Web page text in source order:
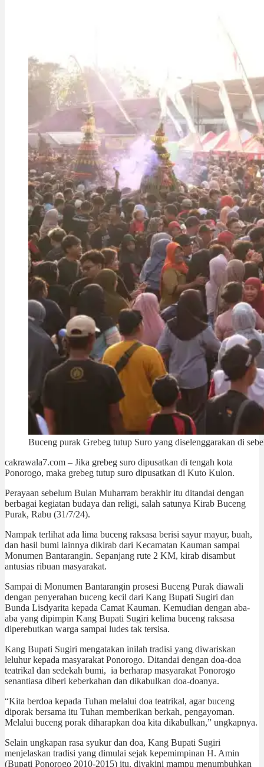
Buceng purak Grebeg tutup Suro yang diselenggarakan di
cakrawala7.com – Jika grebeg suro dipusatkan di tengah kota
Ponorogo, maka grebeg tutup suro dipusatkan di Kuto Kulon.
Perayaan sebelum Bulan Muharram berakhir itu ditandai dengan
berbagai kegiatan budaya dan religi, salah satunya Kirab Buceng
Purak, Rabu (31/7/24).
Nampak terlihat ada lima buceng raksasa berisi sayur mayur, buah,
dan hasil bumi lainnya dikirab dari Kecamatan Kauman sampai
Monumen Bantarangin. Sepanjang rute 2 KM, kirab disambut
antusias ribuan masyarakat.
Sampai di Monumen Bantarangin prosesi Buceng Purak diawali
dengan penyerahan buceng kecil dari Kang Bupati Sugiri dan
Bunda Lisdyarita kepada Camat Kauman. Kemudian dengan aba-
aba yang dipimpin Kang Bupati Sugiri kelima buceng raksasa
diperebutkan warga sampai ludes tak tersisa.
Kang Bupati Sugiri mengatakan inilah tradisi yang diwariskan
leluhur kepada masyarakat Ponorogo. Ditandai dengan doa-doa
teatrikal dan sedekah bumi, ia berharap masyarakat Ponorogo
senantiasa diberi keberkahan dan dikabulkan doa-doanya.
“Kita berdoa kepada Tuhan melalui doa teatrikal, agar buceng
diporak bersama itu Tuhan memberikan berkah, pengayoman.
Melalui buceng porak diharapkan doa kita dikabulkan,” ungkapnya.
Selain ungkapan rasa syukur dan doa, Kang Bupati Sugiri
menjelaskan tradisi yang dimulai sejak kepemimpinan H. Amin
(Bupati Ponorogo 2010-2015) itu, diyakini mampu menumbuhkan